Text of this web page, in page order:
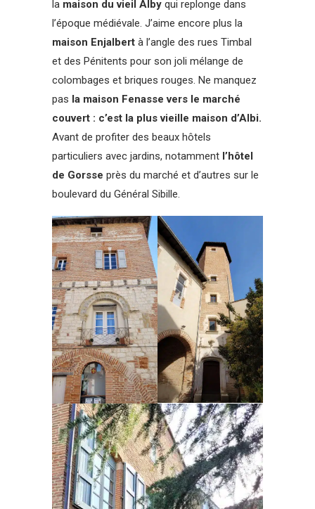
la maison du vieil Alby qui replonge dans
l’époque médiévale. J’aime encore plus la
maison Enjalbert à l’angle des rues Timbal
et des Pénitents pour son joli mélange de
colombages et briques rouges. Ne manquez
pas la maison Fenasse vers le marché
couvert : c’est la plus vieille maison d’Albi.
Avant de profiter des beaux hôtels
particuliers avec jardins, notamment l’hôtel
de Gorsse près du marché et d’autres sur le
boulevard du Général Sibille.